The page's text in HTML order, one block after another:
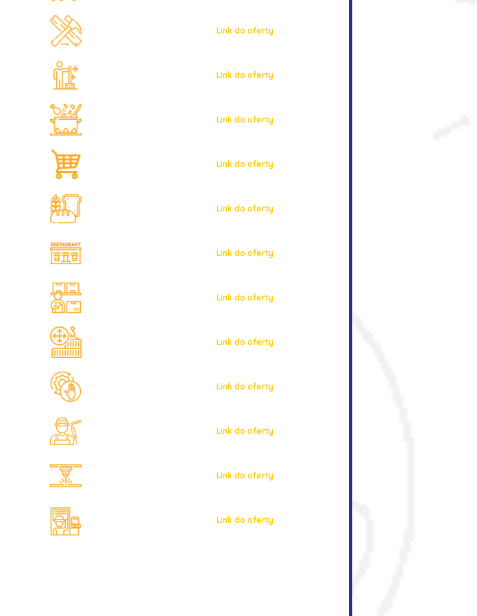
Link do oferty
Link do oferty
Link do oferty
Link do oferty
Link do oferty
Link do oferty
Link do oferty
Link do oferty
Link do oferty
Link do oferty
Link do oferty
Link do oferty